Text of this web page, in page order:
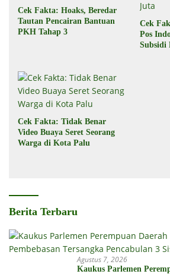
Cek Fakta: Hoaks, Beredar
Tautan Pencairan Bantuan
PKH Tahap 3
Cek
Pos
Subsidi
Cek Fakta: Tidak Benar
Video Buaya Seret Seorang
Warga di Kota Palu
Berita Terbaru
Agustus 7, 2026
Kaukus Parlemen